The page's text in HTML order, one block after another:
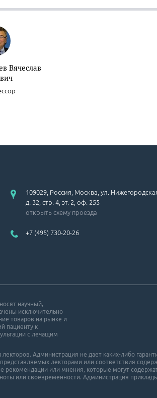
Вячеслав
109029, Россия, Москва, ул.
д. 32, стр. 4, эт. 2, оф. 255
открыть схему проезда
+7 (495) 730-20-26
научный,
исключительно
товаров на рынке и
пациенту к
с лечащим
Администрация не дает каких-либо
лекторами или соответствия
рекомендации или мнения, которые могут
или своевременности. Администрация